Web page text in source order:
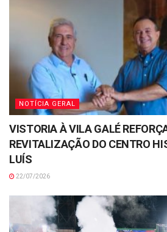
NOTÍCIA GERAL
VISTORIA À VILA GALÉ
REVITALIZAÇÃO DO CENTRO
LUÍS
22/07/2026